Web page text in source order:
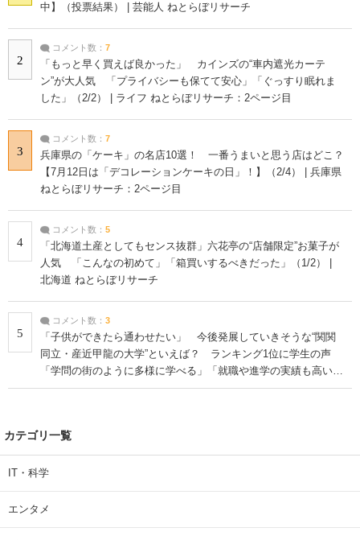
中】（投票結果） | 芸能人 ねとらぼリサーチ
2
コメント数： 7
「もっと早く買えば良かった」 カインズの“車内遮光カーテ
ン”が大人気 「プライバシーも保てて安心」「ぐっすり眠れま
した」（2/2） | ライフ ねとらぼリサーチ：2ページ目
3
コメント数： 7
兵庫県の「ケーキ」の名店10選！ 一番うまいと思う店はどこ？
【7月12日は「デコレーションケーキの日」！】（2/4） | 兵庫県
ねとらぼリサーチ：2ページ目
4
コメント数： 5
「北海道土産としてもセンス抜群」六花亭の“店舗限定”お菓子が
人気 「こんなの初めて」「箱買いするべきだった」（1/2） |
北海道 ねとらぼリサーチ
5
コメント数： 3
「子供ができたら通わせたい」 今後発展していきそうな“関関
同立・産近甲龍の大学”といえば？ ランキング1位に学生の声
「学問の街のように多様に学べる」「就職や進学の実績も高い」
| 大学 ねとらぼリサーチ
カテゴリ一覧
IT・科学
エンタメ